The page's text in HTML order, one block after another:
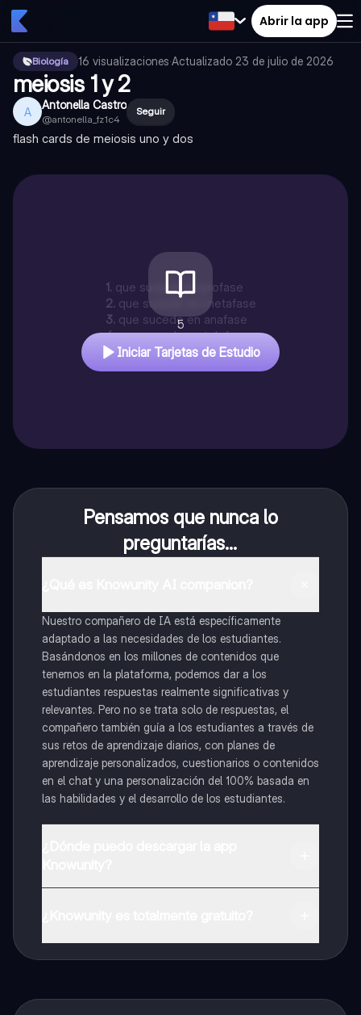
Abrir la app
Biología 16 visualizaciones·Actualizado 23 de julio de 2026
meiosis 1 y 2
A Antonella Castro
@antonella_fz1c4
Seguir
flash cards de meiosis uno y dos
1. que sucede en profase
2. que sucede en metafase
3. que sucede en anafase
4. que sucede en telofase
5
Iniciar Tarjetas de Estudio
Pensamos que nunca lo
preguntarías...
Nuestro compañero de IA está específicamente
adaptado a las necesidades de los estudiantes.
Basándonos en los millones de contenidos que
tenemos en la plataforma, podemos dar a los
estudiantes respuestas realmente significativas y
relevantes. Pero no se trata solo de respuestas, el
compañero también guía a los estudiantes a través de
sus retos de aprendizaje diarios, con planes de
aprendizaje personalizados, cuestionarios o contenidos
en el chat y una personalización del 100% basada en
las habilidades y el desarrollo de los estudiantes.